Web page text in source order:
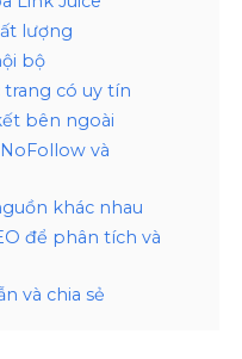
lượng
bộ
trang có uy tín
bên ngoài
và
khác nhau
để phân tích và
và chia sẻ